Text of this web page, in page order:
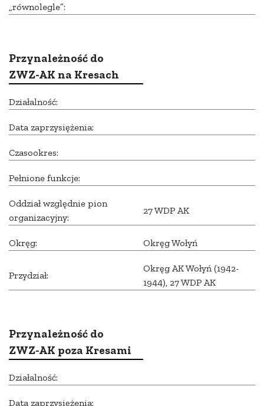
„równolegle”:
Przynależność do
ZWZ-AK na Kresach
Działalność:
Data zaprzysiężenia:
Czasookres:
Pełnione funkcje:
Oddział względnie pion
organizacyjny:
27 WDP AK
Okręg: Okręg Wołyń
Przydział:
Okręg AK Wołyń (1942-
1944), 27 WDP AK
Przynależność do
ZWZ-AK poza Kresami
Działalność:
Data zaprzysiężenia: